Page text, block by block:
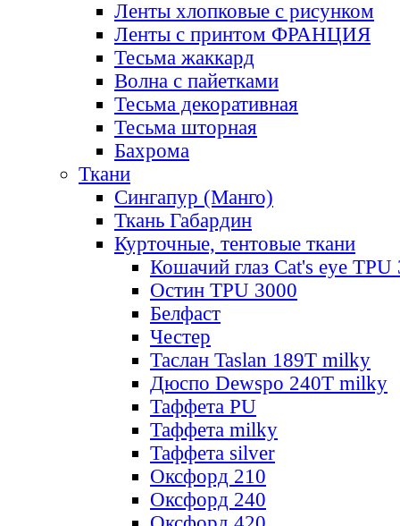
Ленты хлопковые с рисунком
Ленты с принтом ФРАНЦИЯ
Тесьма жаккард
Волна с пайетками
Тесьма декоративная
Тесьма шторная
Бахрома
Ткани
Сингапур (Манго)
Ткань Габардин
Курточные, тентовые ткани
Кошачий глаз Cat's eye TPU
Остин TPU 3000
Белфаст
Честер
Таслан Taslan 189T milky
Дюспо Dewspo 240T milky
Таффета PU
Таффета milky
Таффета silver
Оксфорд 210
Оксфорд 240